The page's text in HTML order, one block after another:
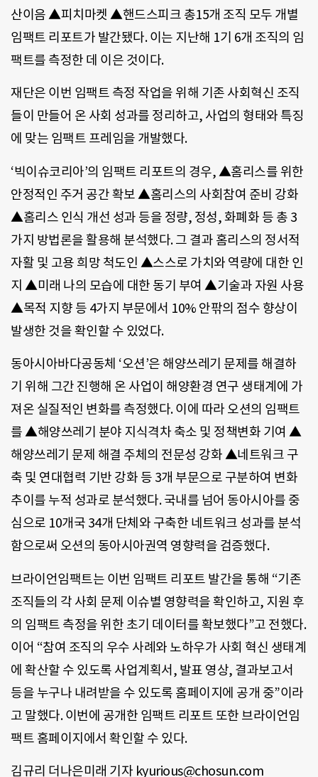
산이음 ▲피치마켓 ▲핸드스피크 총15개 조직 모두 개별
임팩트 리포트가 발간됐다. 이는 지난해 1기 6개 조직의 임
팩트를 측정한 데 이은 것이다.
재단은 이번 임팩트 측정 작업을 위해 기존 사회혁신 조직
들이 만들어 온 사회 성과를 정리하고, 사업의 형태와 특징
에 맞는 임팩트 프레임을 개발했다.
‘빅이슈코리아’의 임팩트 리포트의 경우, ▲홈리스를 위한
안정적인 주거 공간 확보 ▲홈리스의 사회참여 준비 강화
▲홈리스 인식 개선 성과 등을 정량, 정성, 화폐화 등 총 3
가지 방법론을 활용해 분석했다. 그 결과 홈리스의 정서적
자활 및 고용 희망 척도인 ▲스스로 가치와 역량에 대한 인
지 ▲미래 나의 모습에 대한 동기 부여 ▲기술과 자원 사용
▲목적 지향 등 4가지 부문에서 10% 안팎의 점수 향상이
발생한 것을 확인할 수 있었다.
동아시아바다공동체 ‘오션’은 해양쓰레기 문제를 해결하
기 위해 그간 진행해 온 사업이 해양환경 연구 생태계에 가
져온 실질적인 변화를 측정했다. 이에 따라 오션의 임팩트
를 ▲해양쓰레기 분야 지식격차 축소 및 정책변화 기여 ▲
해양쓰레기 문제 해결 주체의 전문성 강화 ▲네트워크 구
축 및 연대협력 기반 강화 등 3개 부문으로 구분하여 변화
추이를 누적 성과로 분석했다. 국내를 넘어 동아시아를 중
심으로 10개국 34개 단체와 구축한 네트워크 성과를 분석
함으로써 오션의 동아시아권역 영향력을 검증했다.
브라이언임팩트는 이번 임팩트 리포트 발간을 통해 “기존
조직들의 각 사회 문제 이슈별 영향력을 확인하고, 지원 후
의 임팩트 측정을 위한 초기 데이터를 확보했다”고 전했다.
이어 “참여 조직의 우수 사례와 노하우가 사회 혁신 생태계
에 확산할 수 있도록 사업계획서, 발표 영상, 결과보고서
등을 누구나 내려받을 수 있도록 홈페이지에 공개 중”이라
고 말했다. 이번에 공개한 임팩트 리포트 또한 브라이언임
팩트 홈페이지에서 확인할 수 있다.
김규리 더나은미래 기자 kyurious@chosun.com